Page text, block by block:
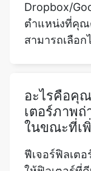
Dropbox/
ตำแหน่งที่คุณ
สามารถเลือ
อะไรคือคุ
เตอร์ภาพ
ในขณะที่เ
ฟีเจอร์ฟิลเต